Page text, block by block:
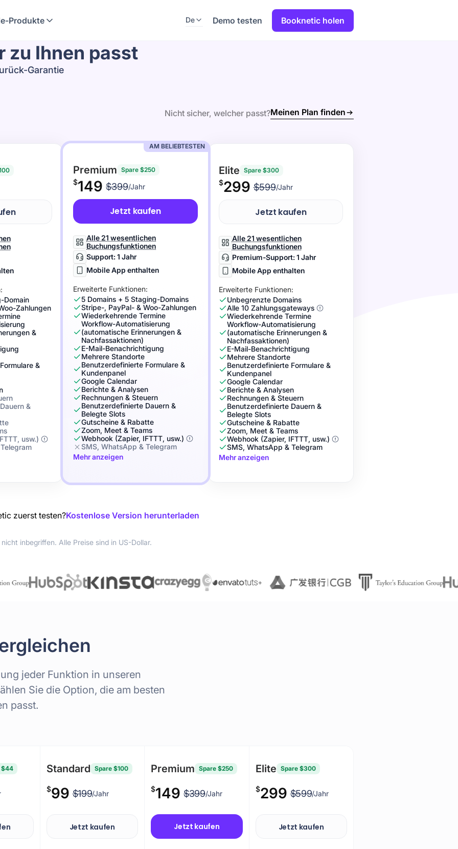
Produkte De Demo testen Booknetic holen
zu Ihnen passt
Garantie
Nicht sicher, welcher passt?Meinen Plan finden
Domain
Zahlungen
&
&
&
usw.)
AM BELIEBTESTEN
Premium Spare $250
$149 $399/Jahr
Jetzt kaufen
Alle 21 wesentlichen
Buchungsfunktionen
Support: 1 Jahr
Mobile App enthalten
Erweiterte Funktionen:
5 Domains + 5 Staging-Domains
Stripe-, PayPal- & Woo-Zahlungen
Wiederkehrende Termine
Workflow-Automatisierung
(automatische Erinnerungen &
Nachfassaktionen)
E-Mail-Benachrichtigung
Mehrere Standorte
Benutzerdefinierte Formulare &
Kundenpanel
Google Calendar
Berichte & Analysen
Rechnungen & Steuern
Benutzerdefinierte Dauern &
Belegte Slots
Gutscheine & Rabatte
Zoom, Meet & Teams
Webhook (Zapier, IFTTT, usw.)
SMS, WhatsApp & Telegram
Mehr anzeigen
Elite Spare $300
$299 $599/Jahr
Jetzt kaufen
Alle 21 wesentlichen
Buchungsfunktionen
Premium-Support: 1 Jahr
Mobile App enthalten
Erweiterte Funktionen:
Unbegrenzte Domains
Alle 10 Zahlungsgateways
Wiederkehrende Termine
Workflow-Automatisierung
(automatische Erinnerungen &
Nachfassaktionen)
E-Mail-Benachrichtigung
Mehrere Standorte
Benutzerdefinierte Formulare &
Kundenpanel
Google Calendar
Berichte & Analysen
Rechnungen & Steuern
Benutzerdefinierte Dauern &
Belegte Slots
Gutscheine & Rabatte
Zoom, Meet & Teams
Webhook (Zapier, IFTTT, usw.)
SMS, WhatsApp & Telegram
Mehr anzeigen
zuerst testen?Kostenlose Version herunterladen
inbegriffen. Alle Preise sind in US-Dollar.
jeder Funktion in unseren
Sie die Option, die am besten
passt.
$44 Standard Spare $100
$99 $199/Jahr
Jetzt kaufen
Premium Spare $250
$149 $399/Jahr
Jetzt kaufen
Elite Spare $300
$299 $599/Jahr
Jetzt kaufen